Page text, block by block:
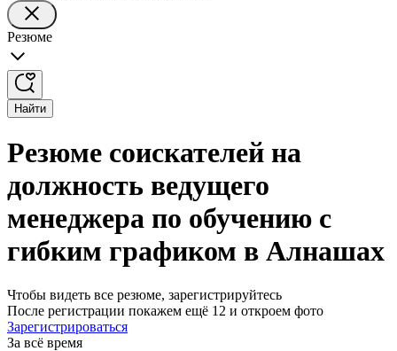
Резюме
Найти
Резюме соискателей на
должность ведущего
менеджера по обучению с
гибким графиком в Алнашах
Чтобы видеть все резюме, зарегистрируйтесь
После регистрации покажем ещё 12 и откроем фото
Зарегистрироваться
За всё время